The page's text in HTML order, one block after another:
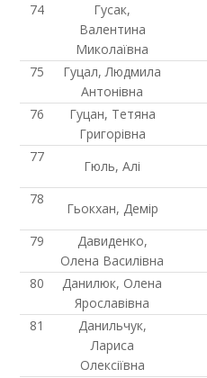
Гусак,
Валентина
Миколаївна
Гуцал, Людмила
Антонівна
Гуцан, Тетяна
Григорівна
Гюль, Алі
Гьокхан, Демір
Давиденко,
Олена Василівна
Данилюк, Олена
Ярославівна
Данильчук,
Лариса
Олексіївна